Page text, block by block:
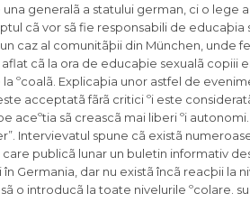
generalã a statului german, ci o lege
cã vor sã fie responsabili de
caz al comunitãþii din München, unde
cã la ora de educaþie sexualã copiii
ºcoalã. Explicaþia unor astfel de
acceptatã fãrã critici ºi este
aceºtia sã creascã mai liberi ºi
Intervievatul spune cã existã
publicã lunar un buletin informativ
Germania, dar nu existã încã reacþii la
o introducã la toate nivelurile ºcolare.